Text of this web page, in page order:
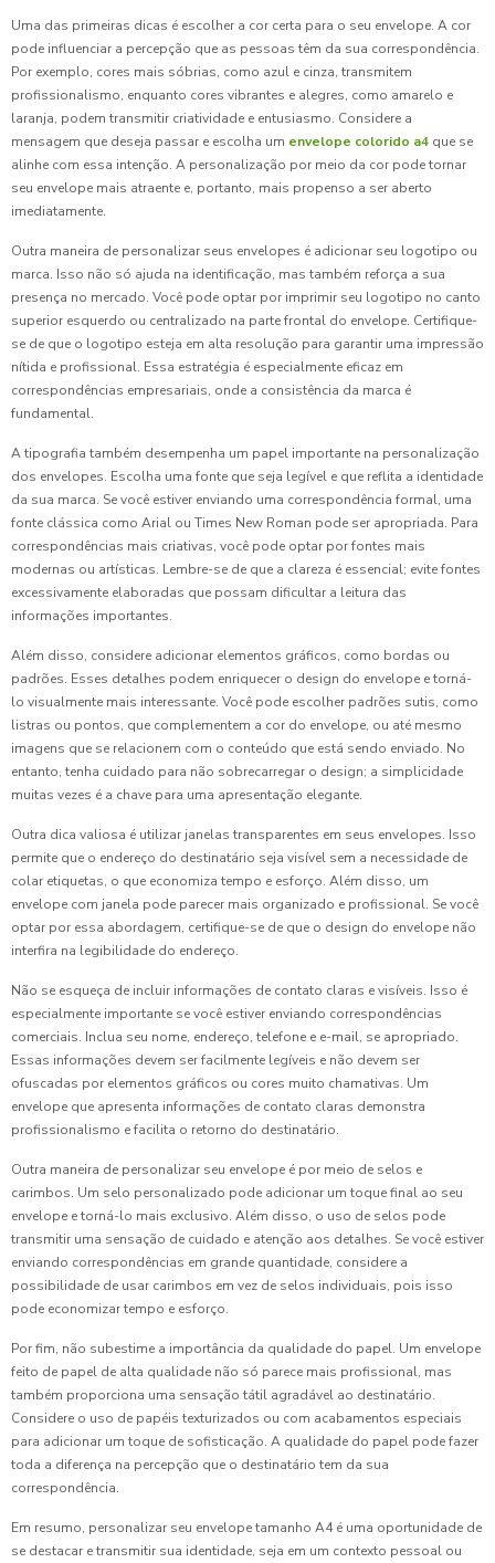
Uma das primeiras dicas é escolher a cor certa para o seu envelope. A cor
pode influenciar a percepção que as pessoas têm da sua correspondência.
Por exemplo, cores mais sóbrias, como azul e cinza, transmitem
profissionalismo, enquanto cores vibrantes e alegres, como amarelo e
laranja, podem transmitir criatividade e entusiasmo. Considere a
mensagem que deseja passar e escolha um envelope colorido a4 que se
alinhe com essa intenção. A personalização por meio da cor pode tornar
seu envelope mais atraente e, portanto, mais propenso a ser aberto
imediatamente.
Outra maneira de personalizar seus envelopes é adicionar seu logotipo ou
marca. Isso não só ajuda na identificação, mas também reforça a sua
presença no mercado. Você pode optar por imprimir seu logotipo no canto
superior esquerdo ou centralizado na parte frontal do envelope. Certifique-
se de que o logotipo esteja em alta resolução para garantir uma impressão
nítida e profissional. Essa estratégia é especialmente eficaz em
correspondências empresariais, onde a consistência da marca é
fundamental.
A tipografia também desempenha um papel importante na personalização
dos envelopes. Escolha uma fonte que seja legível e que reflita a identidade
da sua marca. Se você estiver enviando uma correspondência formal, uma
fonte clássica como Arial ou Times New Roman pode ser apropriada. Para
correspondências mais criativas, você pode optar por fontes mais
modernas ou artísticas. Lembre-se de que a clareza é essencial; evite fontes
excessivamente elaboradas que possam dificultar a leitura das
informações importantes.
Além disso, considere adicionar elementos gráficos, como bordas ou
padrões. Esses detalhes podem enriquecer o design do envelope e torná-
lo visualmente mais interessante. Você pode escolher padrões sutis, como
listras ou pontos, que complementem a cor do envelope, ou até mesmo
imagens que se relacionem com o conteúdo que está sendo enviado. No
entanto, tenha cuidado para não sobrecarregar o design; a simplicidade
muitas vezes é a chave para uma apresentação elegante.
Outra dica valiosa é utilizar janelas transparentes em seus envelopes. Isso
permite que o endereço do destinatário seja visível sem a necessidade de
colar etiquetas, o que economiza tempo e esforço. Além disso, um
envelope com janela pode parecer mais organizado e profissional. Se você
optar por essa abordagem, certifique-se de que o design do envelope não
interfira na legibilidade do endereço.
Não se esqueça de incluir informações de contato claras e visíveis. Isso é
especialmente importante se você estiver enviando correspondências
comerciais. Inclua seu nome, endereço, telefone e e-mail, se apropriado.
Essas informações devem ser facilmente legíveis e não devem ser
ofuscadas por elementos gráficos ou cores muito chamativas. Um
envelope que apresenta informações de contato claras demonstra
profissionalismo e facilita o retorno do destinatário.
Outra maneira de personalizar seu envelope é por meio de selos e
carimbos. Um selo personalizado pode adicionar um toque final ao seu
envelope e torná-lo mais exclusivo. Além disso, o uso de selos pode
transmitir uma sensação de cuidado e atenção aos detalhes. Se você estiver
enviando correspondências em grande quantidade, considere a
possibilidade de usar carimbos em vez de selos individuais, pois isso
pode economizar tempo e esforço.
Por fim, não subestime a importância da qualidade do papel. Um envelope
feito de papel de alta qualidade não só parece mais profissional, mas
também proporciona uma sensação tátil agradável ao destinatário.
Considere o uso de papéis texturizados ou com acabamentos especiais
para adicionar um toque de sofisticação. A qualidade do papel pode fazer
toda a diferença na percepção que o destinatário tem da sua
correspondência.
Em resumo, personalizar seu envelope tamanho A4 é uma oportunidade de
se destacar e transmitir sua identidade, seja em um contexto pessoal ou